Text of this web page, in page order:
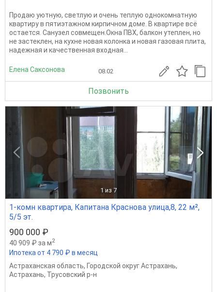
Продаю уютную, светлую и очень теплую однокомнатную
квартиру в пятиэтажном кирпичном доме. В квартире всё
остается. Санузел совмещен.Окна ПВХ, балкон утеплен, но
не застеклен, на кухне новая колонка и новая газовая плита,
надежная и качественная входная...
Елена Саксонова 08.02
Позвонить
1 из 7
1-комн квартира, Капитана Краснова улица,8, 22 м²,
5/5 эт.
900 000 ₽
40 909 ₽ за м2
Ипотека от 4 790 ₽ в месяц
Астраханская область, Городской округ Астрахань,
Астрахань, Трусовский р-н